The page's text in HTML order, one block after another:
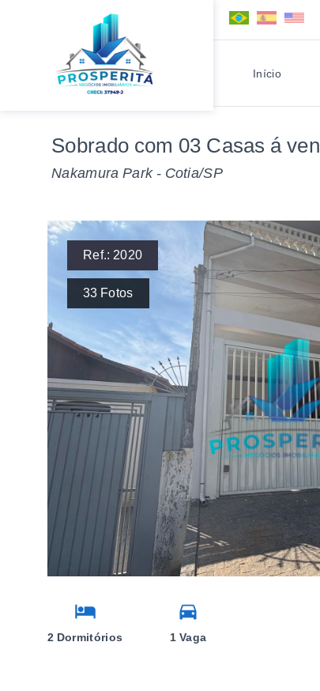
Início
Sobrado com 03 Casas á
Nakamura Park - Cotia/SP
Ref.: 2020
33 Fotos
2 Dormitórios 1 Vaga